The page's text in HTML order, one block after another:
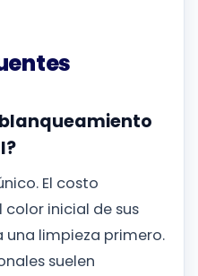
El costo
inicial de sus
una limpieza primero.
suelen